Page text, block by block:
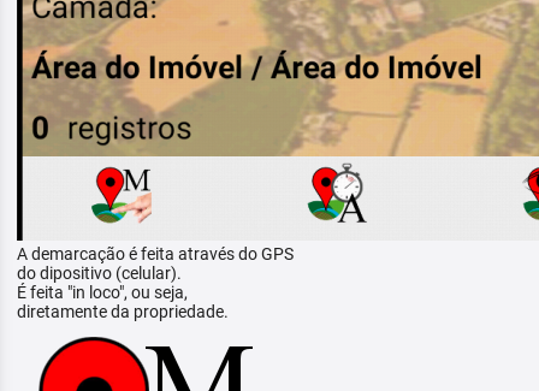
A demarcação é feita através do GPS
do dipositivo (celular).
É feita "in loco", ou seja,
diretamente da propriedade.